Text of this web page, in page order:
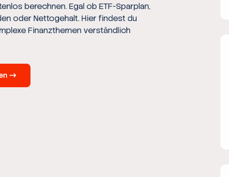
berechnen. Egal ob ETF-Sparplan,
oder Nettogehalt. Hier findest du
Finanzthemen verständlich